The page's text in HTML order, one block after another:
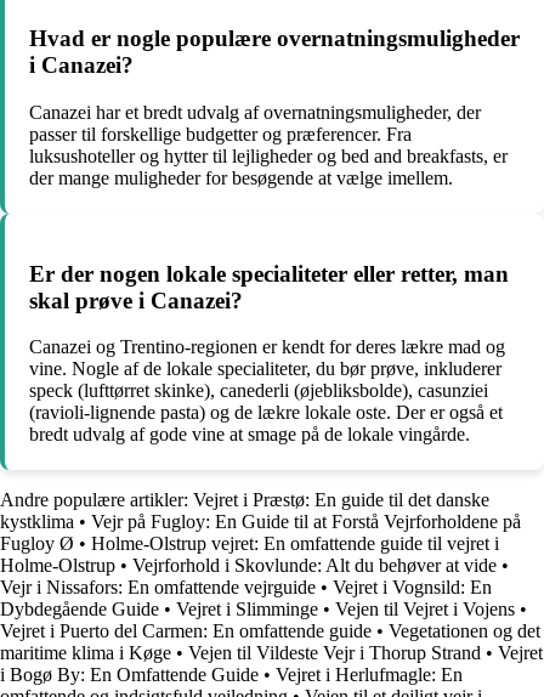
Hvad er nogle populære overnatningsmuligheder
i Canazei?
Canazei har et bredt udvalg af overnatningsmuligheder, der
passer til forskellige budgetter og præferencer. Fra
luksushoteller og hytter til lejligheder og bed and breakfasts, er
der mange muligheder for besøgende at vælge imellem.
Er der nogen lokale specialiteter eller retter, man
skal prøve i Canazei?
Canazei og Trentino-regionen er kendt for deres lækre mad og
vine. Nogle af de lokale specialiteter, du bør prøve, inkluderer
speck (lufttørret skinke), canederli (øjebliksbolde), casunziei
(ravioli-lignende pasta) og de lækre lokale oste. Der er også et
bredt udvalg af gode vine at smage på de lokale vingårde.
Andre populære artikler: Vejret i Præstø: En guide til det danske
kystklima • Vejr på Fugloy: En Guide til at Forstå Vejrforholdene på
Fugloy Ø • Holme-Olstrup vejret: En omfattende guide til vejret i
Holme-Olstrup • Vejrforhold i Skovlunde: Alt du behøver at vide •
Vejr i Nissafors: En omfattende vejrguide • Vejret i Vognsild: En
Dybdegående Guide • Vejret i Slimminge • Vejen til Vejret i Vojens •
Vejret i Puerto del Carmen: En omfattende guide • Vegetationen og det
maritime klima i Køge • Vejen til Vildeste Vejr i Thorup Strand • Vejret
i Bogø By: En Omfattende Guide • Vejret i Herlufmagle: En